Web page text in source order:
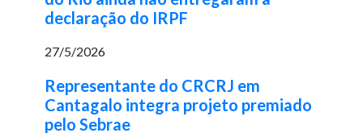
declaração do IRPF
27/5/2026
Representante do CRCRJ em
Cantagalo integra projeto premiado
pelo Sebrae